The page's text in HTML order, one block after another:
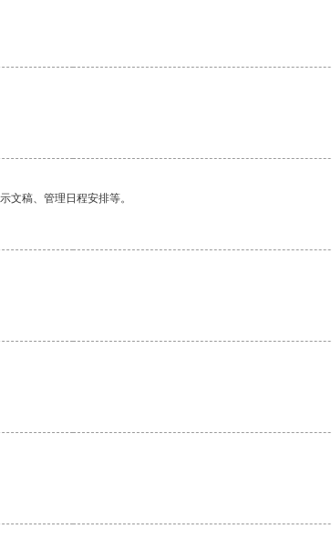
文稿、管理日程安排等。